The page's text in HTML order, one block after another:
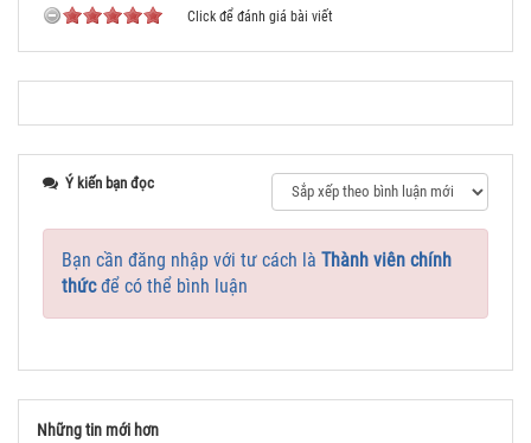
Click để đánh giá bài viết
Ý kiến bạn đọc
Bạn cần đăng nhập với tư cách là Thành viên chính
thứcđể có thể bình luận
Những tin mới hơn